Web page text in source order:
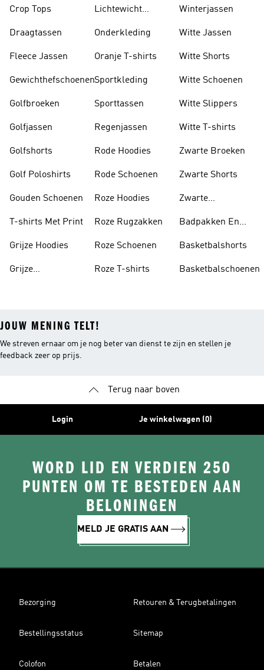
Crop Tops
Draagtassen
Fleece Jassen
Gewichthefschoenen
Golfbroeken
Golfjassen
Golfshorts
Golf Poloshirts
Gouden Schoenen
T-shirts Met Print
Grijze Hoodies
Grijze
Lichtewicht
Onderkleding
Oranje T-shirts
Sportkleding
Sporttassen
Regenjassen
Rode Hoodies
Rode Schoenen
Roze Hoodies
Roze Rugzakken
Roze Schoenen
Roze T-shirts
Winterjassen
Witte Jassen
Witte Shorts
Witte Schoenen
Witte Slippers
Witte T-shirts
Zwarte Broeken
Zwarte Shorts
Zwarte
Badpakken En
Basketbalshorts
Basketbalschoenen
JOUW MENING TELT!
We streven ernaar om je nog beter van dienst te zijn en stellen je
feedback zeer op prijs.
Terug naar boven
Login Je winkelwagen (0)
WORD LID EN VERDIEN 250
PUNTEN OM TE BESTEDEN AAN
BELONINGEN
MELD JE GRATIS AAN
Bezorging Retouren & Terugbetalingen
Bestellingsstatus Sitemap
Colofon Betalen